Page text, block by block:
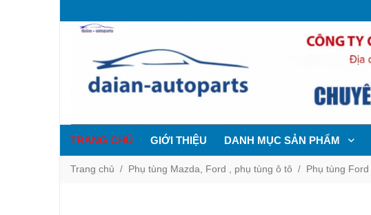
TRANG CHỦ GIỚI THIỆU DANH MỤC SẢN PHẨM
Trang chủ Phụ tùng Mazda, Ford , phụ tùng ô tô Phụ tùng Ford